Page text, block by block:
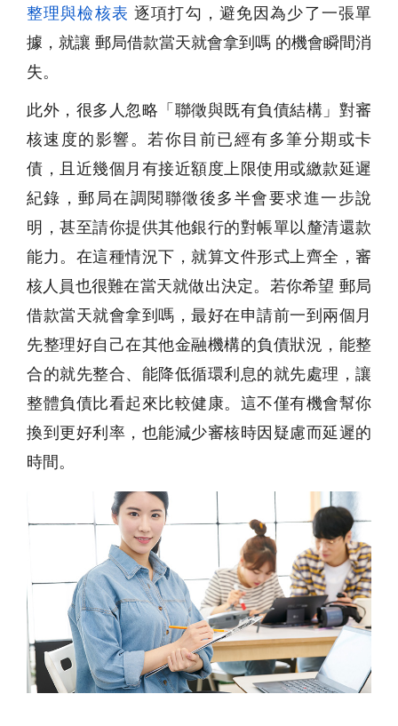
整理與檢核表 逐項打勾，避免因為少了一張單
據，就讓 郵局借款當天就會拿到嗎 的機會瞬間消
失。
此外，很多人忽略「聯徵與既有負債結構」對審
核速度的影響。若你目前已經有多筆分期或卡
債，且近幾個月有接近額度上限使用或繳款延遲
紀錄，郵局在調閱聯徵後多半會要求進一步說
明，甚至請你提供其他銀行的對帳單以釐清還款
能力。在這種情況下，就算文件形式上齊全，審
核人員也很難在當天就做出決定。若你希望 郵局
借款當天就會拿到嗎，最好在申請前一到兩個月
先整理好自己在其他金融機構的負債狀況，能整
合的就先整合、能降低循環利息的就先處理，讓
整體負債比看起來比較健康。這不僅有機會幫你
換到更好利率，也能減少審核時因疑慮而延遲的
時間。